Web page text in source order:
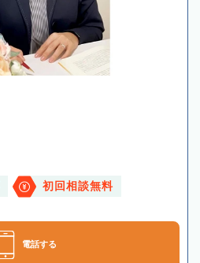
初回相談無料
電話する